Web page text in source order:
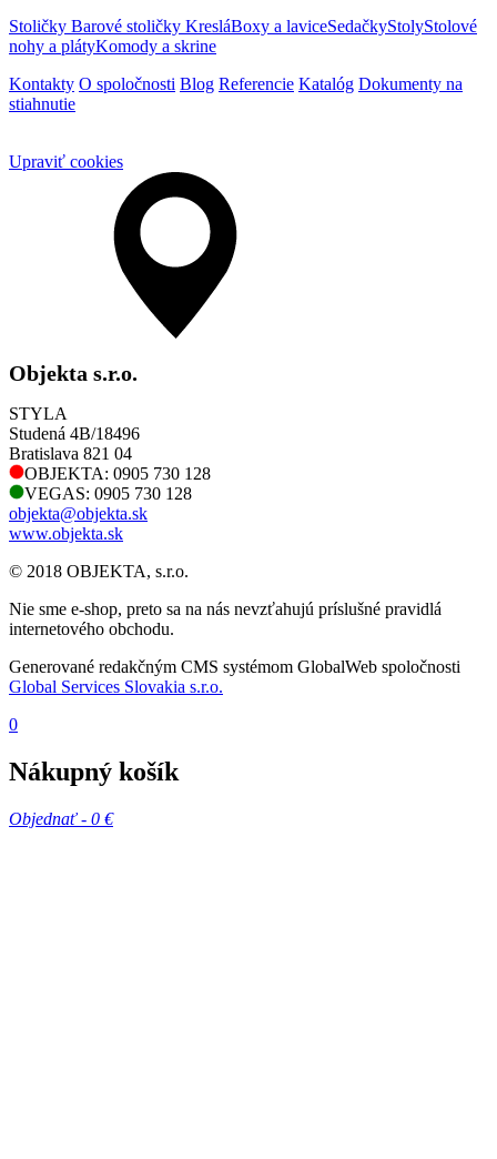
Stoličky Barové stoličky KresláBoxy a laviceSedačkyStolyStolové
nohy a plátyKomody a skrine
Kontakty O spoločnosti Blog Referencie Katalóg Dokumenty na
stiahnutie
Upraviť cookies
Objekta s.r.o.
STYLA
Studená 4B/18496
Bratislava 821 04
OBJEKTA: 0905 730 128
VEGAS: 0905 730 128
objekta@objekta.sk
www.objekta.sk
© 2018 OBJEKTA, s.r.o.
Nie sme e-shop, preto sa na nás nevzťahujú príslušné pravidlá
internetového obchodu.
Generované redakčným CMS systémom GlobalWeb spoločnosti
Global Services Slovakia s.r.o.
0
Nákupný košík
Objednať - 0 €